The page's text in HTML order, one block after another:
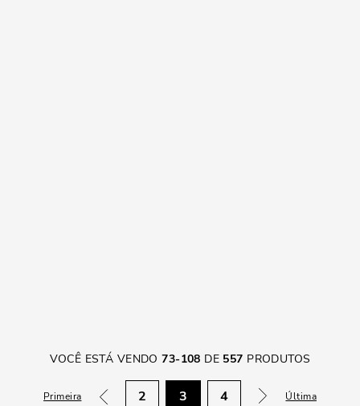
VOCÊ ESTÁ VENDO 73-108 DE 557 PRODUTOS
Primeira 2 3 4 Última